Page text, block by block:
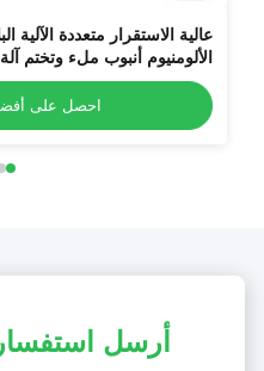
عالية الاستقرار متعددة الآلية
الألومنيوم أنبوب ملء وتختم آلة
احصل على
أرسل